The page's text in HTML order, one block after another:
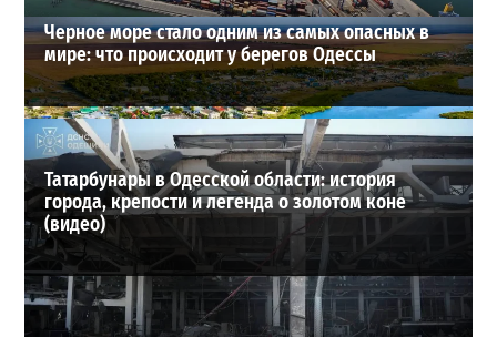
Черное море стало одним из самых опасных в
мире: что происходит у берегов Одессы
Татарбунары в Одесской области: история
города, крепости и легенда о золотом коне
(видео)